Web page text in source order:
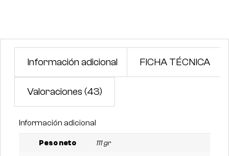
Información adicional FICHA TÉCNICA
Valoraciones (43)
Información adicional
Peso neto 111 gr